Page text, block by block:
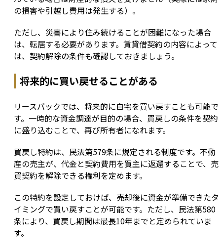
の損害や引越し費用は発生する）。
ただし、災害により住み続けることが困難になった場合
は、転居する必要があります。賃貸借契約の内容によって
は、契約解除の条件も確認しておきましょう。
将来的に買い戻せることがある
リースバックでは、将来的に自宅を買い戻すことも可能で
す。一時的な資金調達が目的の場合、買戻しの条件を契約
に盛り込むことで、再び所有者になれます。
買戻し特約は、民法第579条に規定される制度です。不動
産の売主が、代金と契約費用を買主に返還することで、売
買契約を解除できる権利を定めます。
この特約を設定しておけば、売却後に資金が準備できたタ
イミングで買い戻すことが可能です。ただし、民法第580
条により、買戻し期間は最長10年までと定められていま
す。